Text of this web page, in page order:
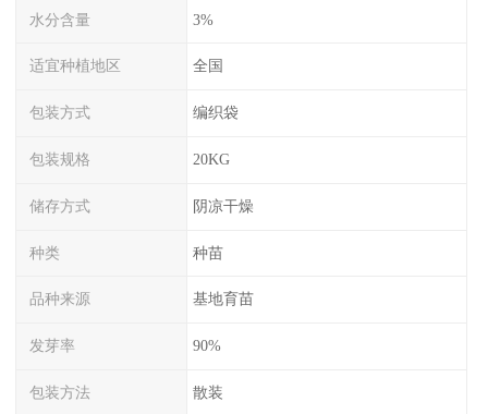
水分含量 3%
适宜种植地区 全国
包装方式 编织袋
包装规格 20KG
储存方式 阴凉干燥
种类 种苗
品种来源 基地育苗
发芽率 90%
包装方法 散装